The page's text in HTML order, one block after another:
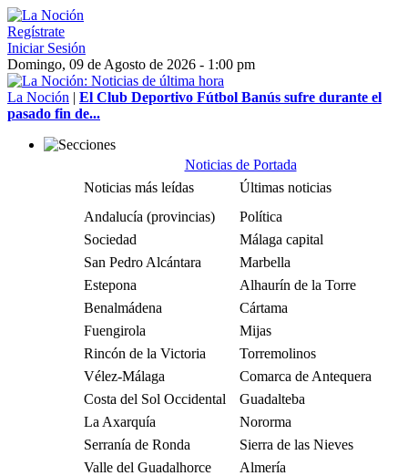
Regístrate
Iniciar Sesión
Domingo, 09 de Agosto de 2026 - 1:00 pm
La Noción | El Club Deportivo Fútbol Banús sufre durante el
pasado fin de...
Noticias de Portada
Noticias más leídas
Últimas noticias
Andalucía (provincias)
Política
Sociedad
Málaga capital
San Pedro Alcántara
Marbella
Estepona
Alhaurín de la Torre
Benalmádena
Cártama
Fuengirola
Mijas
Rincón de la Victoria
Torremolinos
Vélez-Málaga
Comarca de Antequera
Costa del Sol Occidental
Guadalteba
La Axarquía
Nororma
Serranía de Ronda
Sierra de las Nieves
Valle del Guadalhorce
Almería